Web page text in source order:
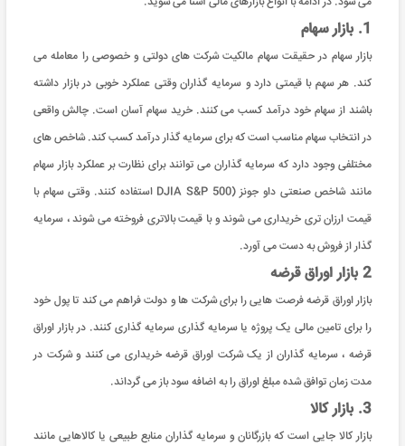
1. بازار سهام
بازار سهام در حقیقت سهام مالکیت شرکت های دولتی و خصوصی را معامله می
کند. هر سهم با قیمتی دارد و سرمایه گذاران وقتی عملکرد خوبی در بازار داشته
باشند از سهام خود درآمد کسب می کنند. خرید سهام آسان است. چالش واقعی
در انتخاب سهام مناسب است که برای سرمایه گذار درآمد کسب کند. شاخص های
مختلفی وجود دارد که سرمایه گذاران می توانند برای نظارت بر عملکرد بازار سهام
مانند شاخص صنعتی داو جونز (DJIA S&P 500 استفاده کنند. وقتی سهام با
قیمت ارزان تری خریداری می شوند و با قیمت بالاتری فروخته می شوند ، سرمایه
گذار از فروش به دست می آورد.
2 بازار اوراق قرضه
بازار اوراق قرضه فرصت هایی را برای شرکت ها و دولت فراهم می کند تا پول خود
را برای تامین مالی یک پروژه یا سرمایه گذاری سرمایه گذاری کنند. در بازار اوراق
قرضه ، سرمایه گذاران از یک شرکت اوراق قرضه خریداری می کنند و شرکت در
مدت زمان توافق شده مبلغ اوراق را به اضافه سود باز می گرداند.
3. بازار کالا
بازار کالا جایی است که بازرگانان و سرمایه گذاران منابع طبیعی یا کالاهایی مانند